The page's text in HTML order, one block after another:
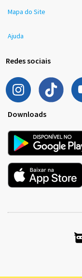
Mapa do Site
Ajuda
Redes sociais
Downloads